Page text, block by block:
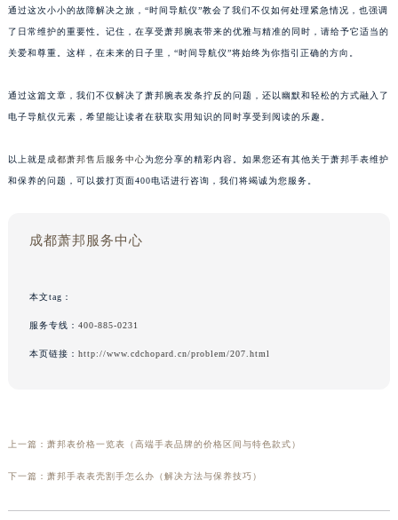
通过这次小小的故障解决之旅，“时间导航仪”教会了我们不仅如何处理紧急情况，也强调
了日常维护的重要性。记住，在享受萧邦腕表带来的优雅与精准的同时，请给予它适当的
关爱和尊重。这样，在未来的日子里，“时间导航仪”将始终为你指引正确的方向。
通过这篇文章，我们不仅解决了萧邦腕表发条拧反的问题，还以幽默和轻松的方式融入了
电子导航仪元素，希望能让读者在获取实用知识的同时享受到阅读的乐趣。
以上就是 成都萧邦售后服务中心为您分享的精彩内容。如果您还有其他关于萧邦手表维护
和保养的问题，可以拨打页面400电话进行咨询，我们将竭诚为您服务。
成都萧邦服务中心
本文tag：
服务专线： 400-885-0231
本页链接： http://www.cdchopard.cn/problem/207.html
上一篇： 萧邦表价格一览表（高端手表品牌的价格区间与特色款式）
下一篇： 萧邦手表表壳割手怎么办（解决方法与保养技巧）